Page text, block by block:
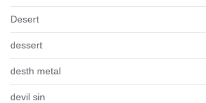
Desert
dessert
desth metal
devil sin